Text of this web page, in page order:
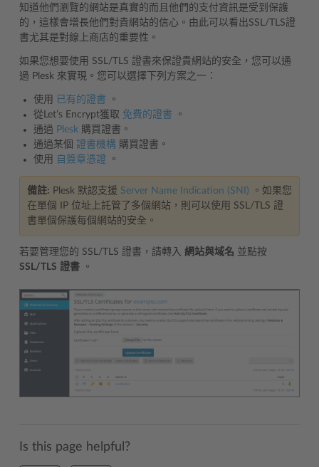
知道他們瀏覽的網站是真實的而且他們的支付資訊是受到保護
的，這樣會增長他們對貴網站的信心。由此可以看出SSL/TLS證
書尤其是對線上商店的重要性。
如果您想要使用 SSL/TLS 證書來保證貴網站的安全，您可以通
過 Plesk 來實現。您可以選擇下列方案之一：
使用 已有的證書 。
從Let’s Encrypt獲取 免費的證書 。
通過 Plesk 購買證書。
通過某個 證書機構 購買證書。
使用
自簽章憑證 。
備註: Plesk 默認支援 Server Name Indication (SNI) 。如果您
在單個 IP 位址上託管了多個網站，則可以使用 SSL/TLS 證
書單個保護每個網站的安全。
若要管理您的 SSL/TLS 證書，請轉入 網站與域名 並點按
SSL/TLS 證書 。
Is this page helpful?